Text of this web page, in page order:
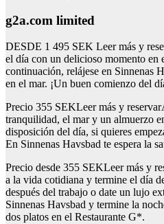
g2a.com limited
DESDE 1 495 SEK Leer más y
el día con un delicioso momento en
continuación, relájese en Sinnenas
en el mar. ¡Un buen comienzo del
Precio 355 SEKLeer más y
tranquilidad, el mar y un almuerzo
disposición del día, si quieres
En Sinnenas Havsbad te espera la
Precio desde 355 SEKLeer más y
a la vida cotidiana y termine el día
después del trabajo o date un lujo
Sinnenas Havsbad y termine la
dos platos en el Restaurante G*.